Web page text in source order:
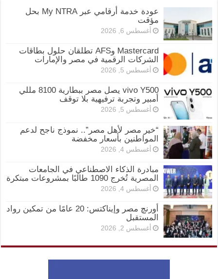
عودة خدمة أرقامي عبر My NTRA بحل
مؤقت
أغسطس 6, 2026
Mastercard وAFS تطلقان حلول بطاقات
الشركات الرقمية في مصر والإمارات
أغسطس 5, 2026
vivo Y500 يصل مصر ببطارية 8100 مللي
أمبير وتجربة ترفيهية بلا توقف
أغسطس 5, 2026
“خير مصر لأهل مصر”.. نموذج ناجح لدعم
المواطنين بأسعار مخفضة
أغسطس 4, 2026
مبادرة الذكاء الاصطناعي في الجامعات
المصرية تُخرج 1090 طالبًا بمشروعات مبتكرة
أغسطس 4, 2026
أورنچ مصر وإيناكتس: 20 عامًا من تمكين رواد
المستقبل
أغسطس 2, 2026